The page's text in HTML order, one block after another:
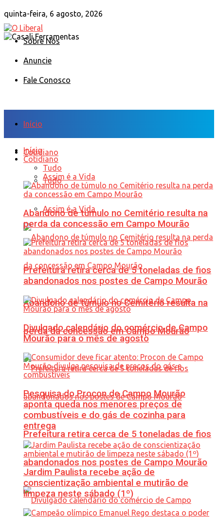
quinta-feira, 6 agosto, 2026
Sobre Nós
Anuncie
Fale Conosco
Início
Cotidiano
Tudo
Assim é a Vida
Abandono de túmulo no Cemitério resulta na
perda da concessão em Campo Mourão
Prefeitura retira cerca de 5 toneladas de fios
abandonados nos postes de Campo Mourão
Início
Cotidiano
Tudo
Assim é a Vida
Abandono de túmulo no Cemitério resulta na
perda da concessão em Campo Mourão
Prefeitura retira cerca de 5 toneladas de fios
abandonados nos postes de Campo Mourão
Divulgado calendário do comércio de Campo
Mourão para o mês de agosto
Pesquisa do Procon de Campo Mourão
aponta queda nos menores preços de
combustíveis e do gás de cozinha para
entrega
Jardim Paulista recebe ação de
conscientização ambiental e mutirão de
limpeza neste sábado (1º)